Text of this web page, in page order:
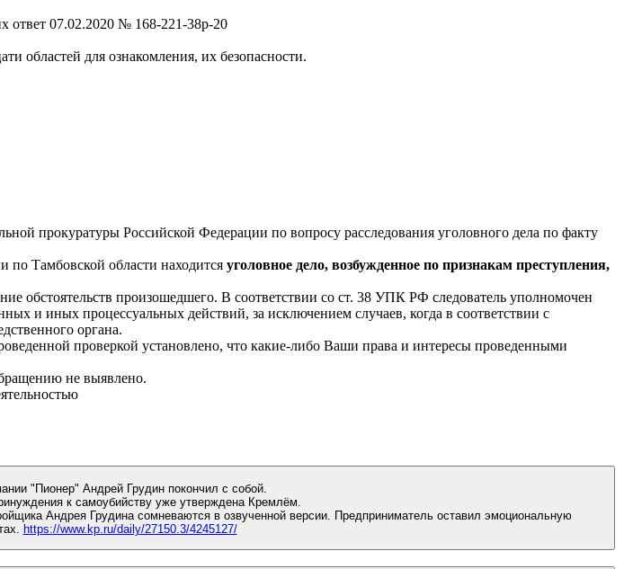
ответ 07.02.2020 № 168-221-38р-20
областей для ознакомления, их безопасности.
прокуратуры Российской Федерации по вопросу расследования уголовного дела по факту
по Тамбовской области находится уголовное дело, возбужденное по признакам преступления,
обстоятельств произошедшего. В соответствии со ст. 38 УПК РФ следователь уполномочен
и иных процессуальных действий, за исключением случаев, когда в соответствии с
органа.
проверкой установлено, что какие-либо Ваши права и интересы проведенными
не выявлено.
Почётный строитель Москвы, глава компании "Пионер" Андрей Грудин покончил с собой.
Получается, что такая обновлённая система принуждения к самоубийству уже утверждена Кремлём.
Андрея Грудина сомневаются в озвученной версии. Предприниматель оставил эмоциональную
https://www.kp.ru/daily/27150.3/4245127/